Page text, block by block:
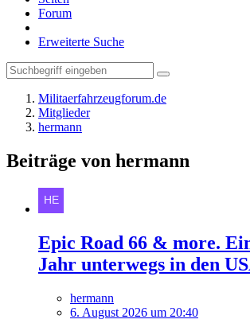
Forum
Erweiterte Suche
Militaerfahrzeugforum.de
Mitglieder
hermann
Beiträge von hermann
Epic Road 66 & more.
Jahr unterwegs in den
hermann
6. August 2026 um 20:40